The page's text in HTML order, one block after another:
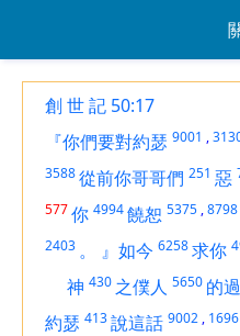
創 世 記 50:17
『你們要對約瑟 9001 ,
3588從前你哥哥們 251 惡
577你 4994饒恕 5375 ,8798
2403 。 』如今 6258求你
神 430 之僕人 5650 的
約瑟 413說這話 9002 , 1696